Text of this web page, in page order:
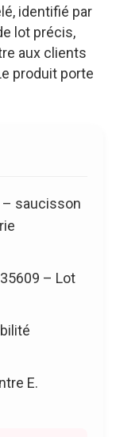
identifié par
lot précis,
aux clients
produit porte
– saucisson
– Lot
E.